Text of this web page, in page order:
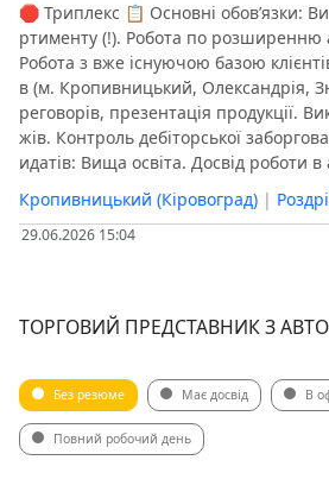
🛑 Триплекс 📋 Основні обов’язки:
ртименту (!). Робота по розширенню
Робота з вже існуючою базою
в (м. Кропивницький, Олександрія,
реговорів, презентація продукції.
жів. Контроль дебіторської
идатів: Вища освіта. Досвід роботи в
Кропивницький (Кіровоград) |
29.06.2026 15:04
ТОРГОВИЙ ПРЕДСТАВНИК З АВТО
Без резюме Має досвід В
Повний робочий день